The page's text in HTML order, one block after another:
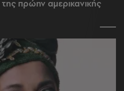
της πρώην αμερικανικής